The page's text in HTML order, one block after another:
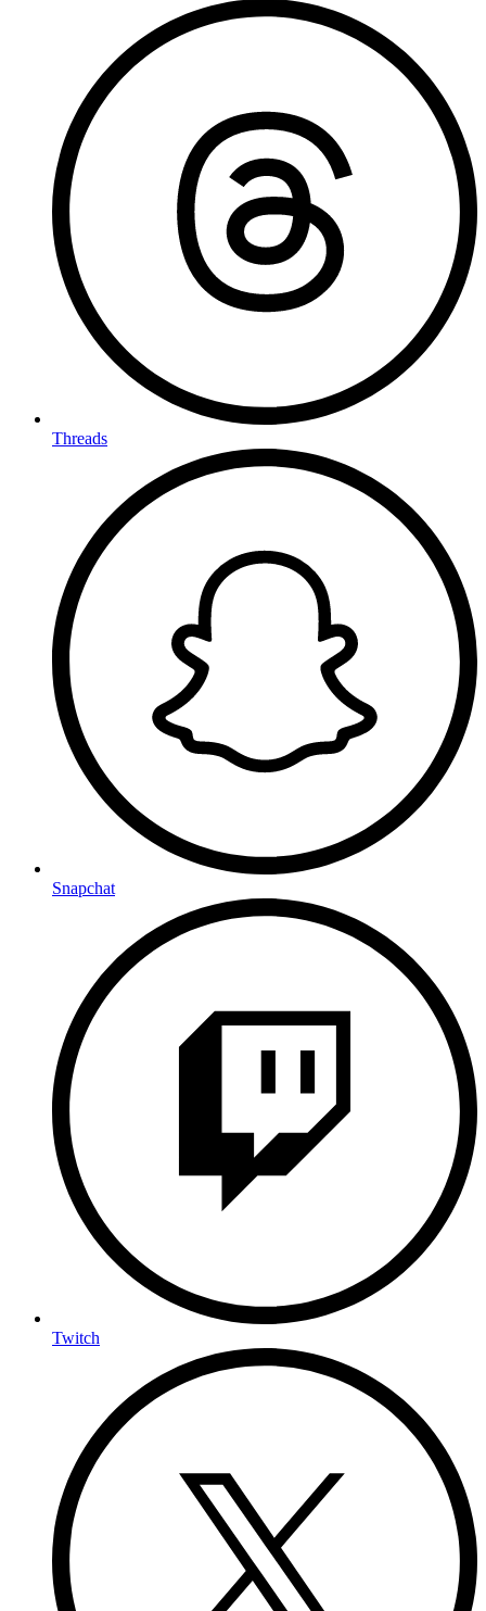
Threads
Snapchat
Twitch